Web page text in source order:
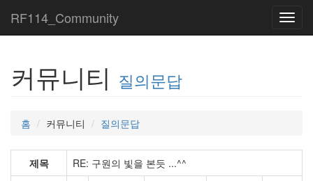
RF114_Community
커뮤니티 질의문답
홈 커뮤니티 질의문답
제목
RE: 구원의 빛을 본듯 ...^^